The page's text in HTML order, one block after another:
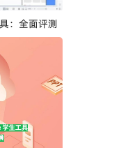
：全面评测